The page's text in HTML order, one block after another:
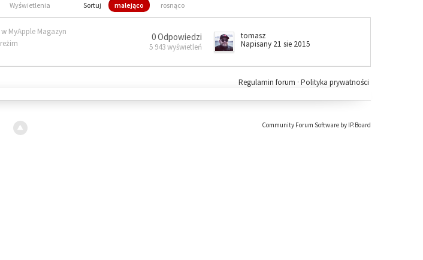
Wyświetlenia Sortuj malejąco rosnąco
w MyApple Magazyn
reżim
0 Odpowiedzi
5 943 wyświetleń
tomasz
Napisany 21 sie 2015
Polityka prywatności
Regulamin forum ·
Community Forum Software by IP.Board